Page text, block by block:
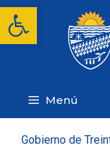
Abrir
Saltar
contenido
Menú
Gobierno de